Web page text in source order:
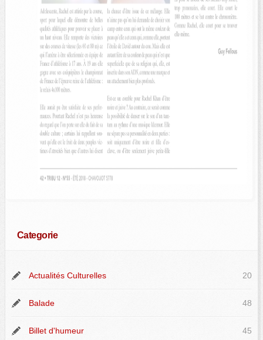
Categorie
Actualités Culturelles 20
Balade 48
Billet d'humeur 45